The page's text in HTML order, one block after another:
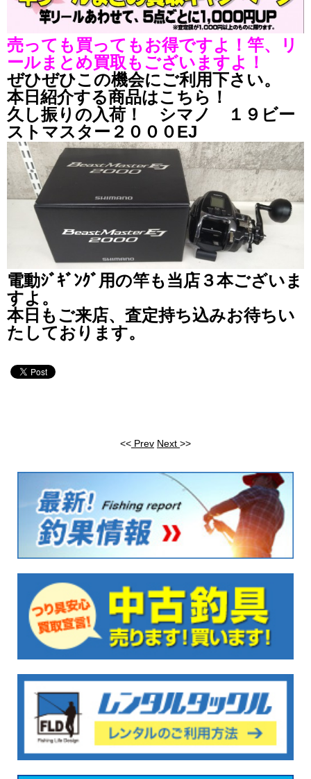
売っても買ってもお得ですよ！竿、リ
ールまとめ買取もございますよ！
ぜひぜひこの機会にご利用下さい。
本日紹介する商品はこちら！
久し振りの入荷！ シマノ １９ビー
ストマスター２０００EJ
電動ｼﾞｷﾞﾝｸﾞ用の竿も当店３本ございま
すよ。
本日もご来店、査定持ち込みお待ちい
たしております。
<< Prev Next >>